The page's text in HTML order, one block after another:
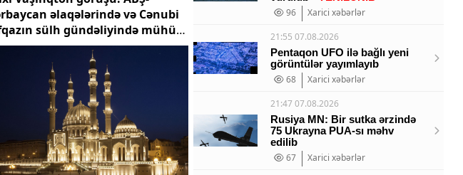
əlaqələrində və Cənubi
sülh gündəliyində mühüm
96
Xarici xəbərlər
21:55 07.08.2026
Pentaqon UFO ilə bağlı yeni
görüntülər yayımlayıb
68
Xarici xəbərlər
21:47 07.08.2026
Rusiya MN: Bir sutka ərzində
75 Ukrayna PUA-sı məhv
edilib
67
Xarici xəbərlər